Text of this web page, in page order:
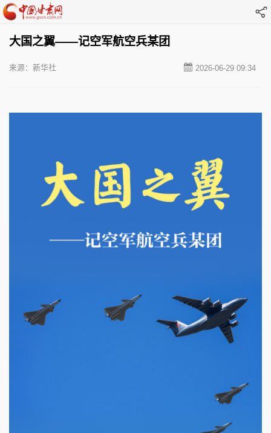
大国之翼——记空军航空兵某团
2026-06-29 09:34
来源：新华社